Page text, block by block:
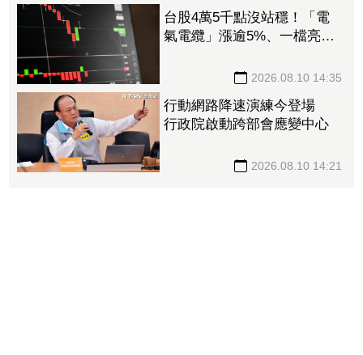
台股4萬5千點沒站穩！「電
氣電纜」漲逾5%、一檔亮紅
2026.08.10 14:35
行動網路降速演練今登場
行政院啟動跨部會應變中心
2026.08.10 14:21